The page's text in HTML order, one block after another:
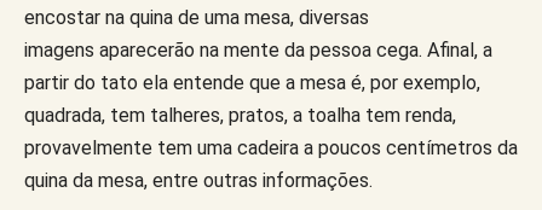
encostar na quina de uma mesa, diversas
imagens aparecerão na mente da pessoa cega. Afinal, a
partir do tato ela entende que a mesa é, por exemplo,
quadrada, tem talheres, pratos, a toalha tem renda,
provavelmente tem uma cadeira a poucos centímetros da
quina da mesa, entre outras informações.